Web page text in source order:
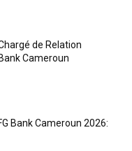
de Relation
Cameroun
Bank Cameroun 2026: